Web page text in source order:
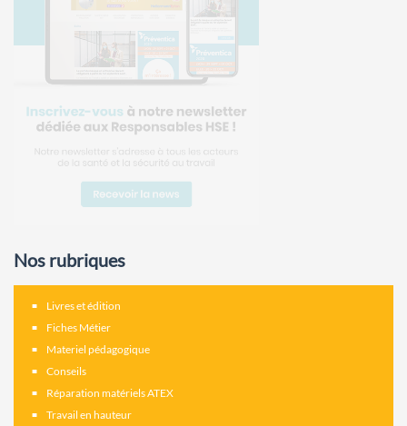
Nos rubriques
Livres et édition
Fiches Métier
Materiel pédagogique
Conseils
Réparation matériels ATEX
Travail en hauteur